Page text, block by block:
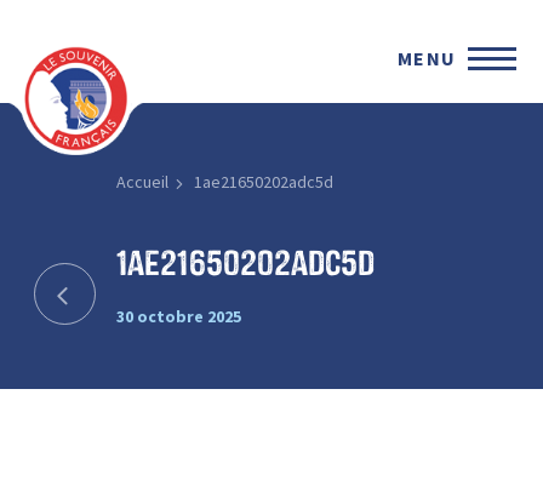
MENU
Accueil 1ae21650202adc5d
1ae21650202adc5d
30 octobre 2025